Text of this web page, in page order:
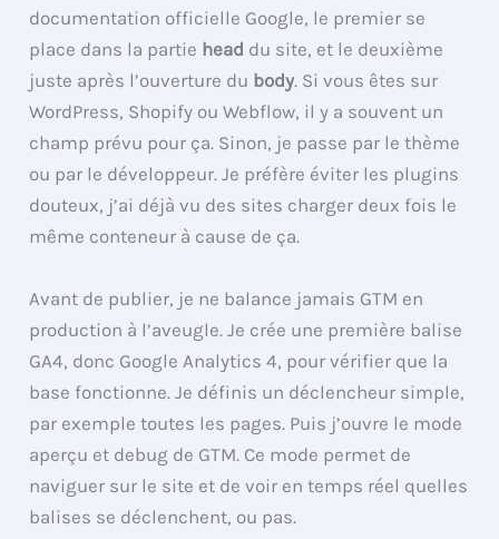
documentation officielle Google, le premier se
place dans la partie head du site, et le deuxième
juste après l’ouverture du body. Si vous êtes sur
WordPress, Shopify ou Webflow, il y a souvent un
champ prévu pour ça. Sinon, je passe par le thème
ou par le développeur. Je préfère éviter les plugins
douteux, j’ai déjà vu des sites charger deux fois le
même conteneur à cause de ça.
Avant de publier, je ne balance jamais GTM en
production à l’aveugle. Je crée une première balise
GA4, donc Google Analytics 4, pour vérifier que la
base fonctionne. Je définis un déclencheur simple,
par exemple toutes les pages. Puis j’ouvre le mode
aperçu et debug de GTM. Ce mode permet de
naviguer sur le site et de voir en temps réel quelles
balises se déclenchent, ou pas.